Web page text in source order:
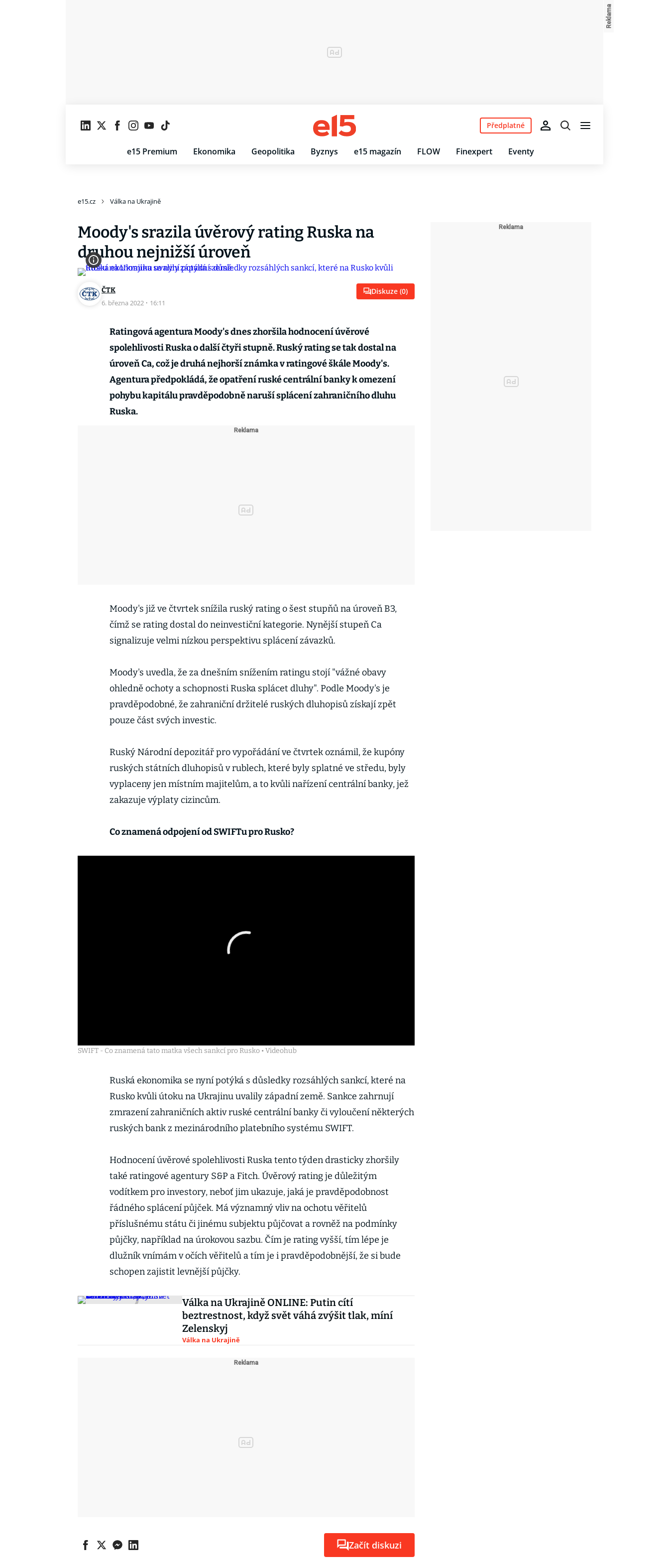
e15 Premium Ekonomika Geopolitika Byznys e15 magazín FLOW Finexpert Eventy
Předplatné
e15.cz Válka na Ukrajině
Moody's srazila úvěrový rating Ruska na
druhou nejnižší úroveň
ČTK
6. března 2022 · 16:11
Diskuze (0)
Ratingová agentura Moody's dnes zhoršila hodnocení úvěrové
spolehlivosti Ruska o další čtyři stupně. Ruský rating se tak dostal na
úroveň Ca, což je druhá nejhorší známka v ratingové škále Moody's.
Agentura předpokládá, že opatření ruské centrální banky k omezení
pohybu kapitálu pravděpodobně naruší splácení zahraničního dluhu
Ruska.
Moody's již ve čtvrtek snížila ruský rating o šest stupňů na úroveň B3,
čímž se rating dostal do neinvestiční kategorie. Nynější stupeň Ca
signalizuje velmi nízkou perspektivu splácení závazků.
Moody's uvedla, že za dnešním snížením ratingu stojí "vážné obavy
ohledně ochoty a schopnosti Ruska splácet dluhy". Podle Moody's je
pravděpodobné, že zahraniční držitelé ruských dluhopisů získají zpět
pouze část svých investic.
Ruský Národní depozitář pro vypořádání ve čtvrtek oznámil, že kupóny
ruských státních dluhopisů v rublech, které byly splatné ve středu, byly
vyplaceny jen místním majitelům, a to kvůli nařízení centrální banky, jež
zakazuje výplaty cizincům.
Co znamená odpojení od SWIFTu pro Rusko?
SWIFT - Co znamená tato matka všech sankcí pro Rusko • Videohub
Ruská ekonomika se nyní potýká s důsledky rozsáhlých sankcí, které na
Rusko kvůli útoku na Ukrajinu uvalily západní země. Sankce zahrnují
zmrazení zahraničních aktiv ruské centrální banky či vyloučení některých
ruských bank z mezinárodního platebního systému SWIFT.
Hodnocení úvěrové spolehlivosti Ruska tento týden drasticky zhoršily
také ratingové agentury S&P a Fitch. Úvěrový rating je důležitým
vodítkem pro investory, neboť jim ukazuje, jaká je pravděpodobnost
řádného splácení půjček. Má významný vliv na ochotu věřitelů
příslušnému státu či jinému subjektu půjčovat a rovněž na podmínky
půjčky, například na úrokovou sazbu. Čím je rating vyšší, tím lépe je
dlužník vnímám v očích věřitelů a tím je i pravděpodobnější, že si bude
schopen zajistit levnější půjčky.
Válka na Ukrajině ONLINE: Putin cítí
beztrestnost, když svět váhá zvýšit tlak, míní
Zelenskyj
Válka na Ukrajině
Začít diskuzi